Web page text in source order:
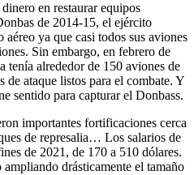
en restaurar equipos
de 2014-15, el ejército
ya que casi todos sus aviones
Sin embargo, en febrero de
tenía alrededor de 150 aviones de
de ataque listos para el combate. Y
sentido para capturar el Donbass.
importantes fortificaciones cerca
de represalia… Los salarios de
de 2021, de 170 a 510 dólares.
drásticamente el tamaño